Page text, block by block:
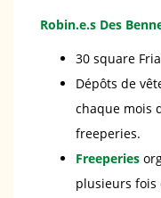
Robin.e.s Des
30 square
Dépôts de
chaque mois
freeperies.
Freeperies
plusieurs fois